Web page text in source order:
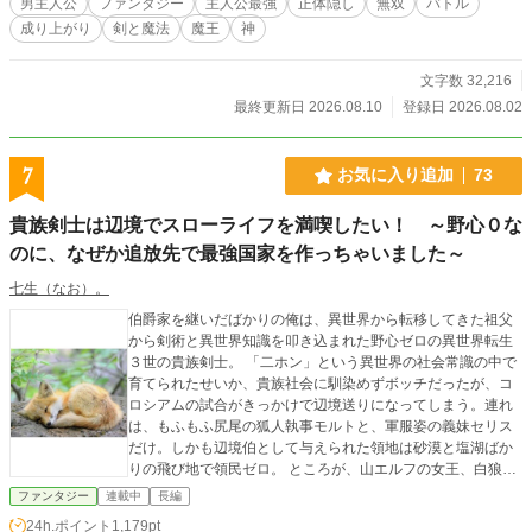
男主人公 ファンタジー 主人公最強 正体隠し 無双
バトル
成り上がり
剣と魔法 魔王 神
文字数 32,216
最終更新日 2026.08.10
登録日 2026.08.02
7 お気に入り追加 73
貴族剣士は辺境でスローライフを満喫したい！ ～野心０な
のに、なぜか追放先で最強国家を作っちゃいました～
七生（なお）。
伯爵家を継いだばかりの俺は、異世界から転移してきた祖父
から剣術と異世界知識を叩き込まれた野心ゼロの異世界転生
３世の貴族剣士。 「二ホン」という異世界の社会常識の中で
育てられたせいか、貴族社会に馴染めずボッチだったが、コ
ロシアムの試合がきっかけで辺境送りになってしまう。連れ
は、もふもふ尻尾の狐人執事モルトと、軍服姿の義妹セリス
だけ。しかも辺境伯として与えられた領地は砂漠と塩湖ばか
りの飛び地で領民ゼロ。 ところが、山エルフの女王、白狼族
の幼馴染、そして王都から追いかけてきた公爵令嬢まで加わ
って、辺境の領地はみるみる発展をとげることに。そして、
ファンタジー 連載中 長編
24h.ポイント 1,179pt